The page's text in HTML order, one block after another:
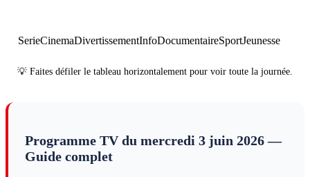
SerieCinemaDivertissementInfoDocumentaireSportJeunesse
💡 Faites défiler le tableau horizontalement pour voir toute la journée.
Programme TV du mercredi 3 juin 2026—
Guide complet